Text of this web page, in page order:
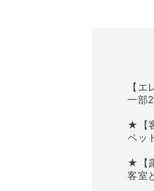
【エ
一部
★【
ペッ
★【
客室